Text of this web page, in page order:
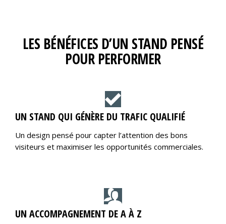
LES BÉNÉFICES D’UN STAND PENSÉ
POUR PERFORMER
UN STAND QUI GÉNÈRE DU TRAFIC QUALIFIÉ
Un design pensé pour capter l’attention des bons
visiteurs et maximiser les opportunités commerciales.
UN ACCOMPAGNEMENT DE A À Z